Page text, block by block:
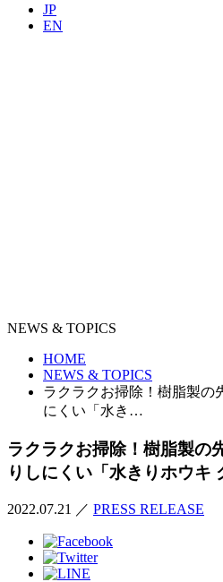
JP
EN
NEWS & TOPICS
HOME
NEWS & TOPICS
ラクラクお掃除！樹脂製の
にくい「水き…
ラクラクお掃除！樹脂製の
りしにくい「水きりホウキ
2022.07.21 ／ PRESS RELEASE